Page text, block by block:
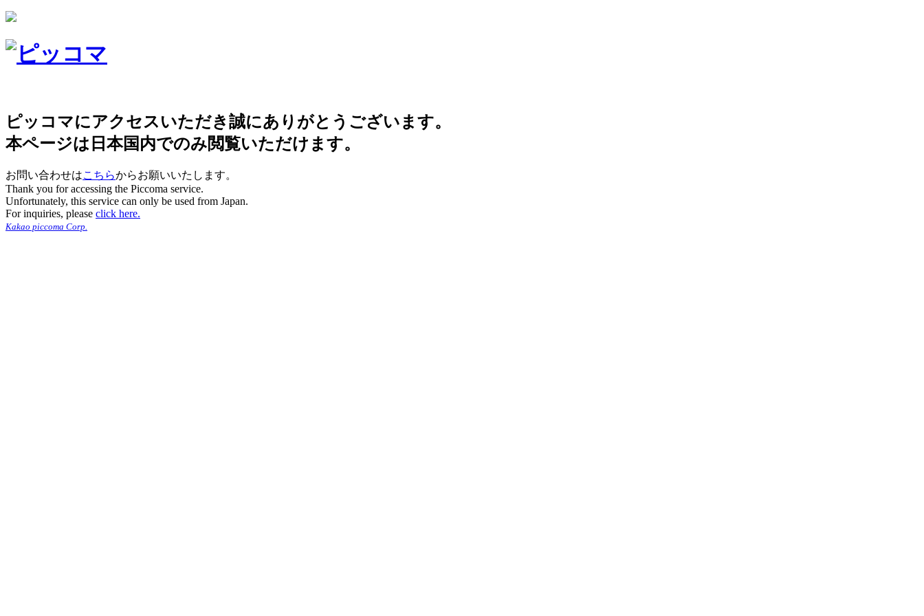
ピッコマにアクセスいただき誠にありがとうございます。
本ページは日本国内でのみ閲覧いただけます。
お問い合わせはこちらからお願いいたします。
Thank you for accessing the Piccoma service.
Unfortunately, this service can only be used from Japan.
For inquiries, please click here.
Kakao piccoma Corp.